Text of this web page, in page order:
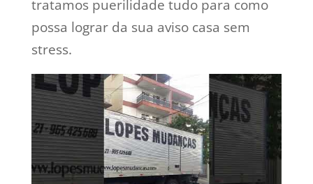
tratamos puerilidade tudo para como
possa lograr da sua aviso casa sem
stress.